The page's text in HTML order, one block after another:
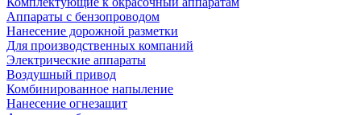
Аппараты с бензопроводом
Нанесение дорожной разметки
Для производственных компаний
Электрические аппараты
Воздушный привод
Комбинированное напыление
Нанесение огнезащит